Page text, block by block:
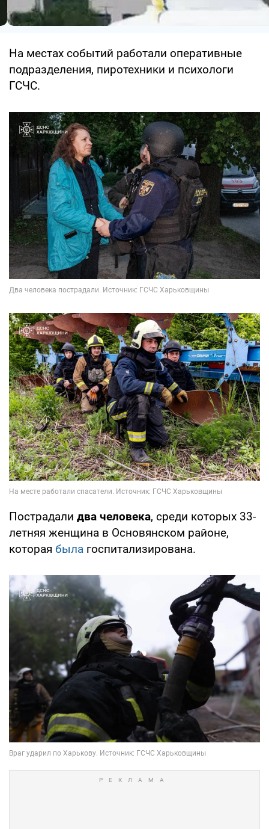
На местах событий работали оперативные
подразделения, пиротехники и психологи
ГСЧС.
Пострадали два человека, среди которых 33-
летняя женщина в Основянском районе,
которая была госпитализирована.